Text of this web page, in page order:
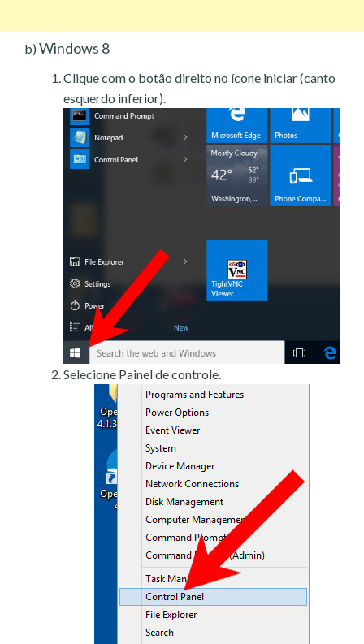
b) Windows 8
Clique com o botão direito no ícone iniciar (canto
esquerdo inferior).
Selecione Painel de controle.